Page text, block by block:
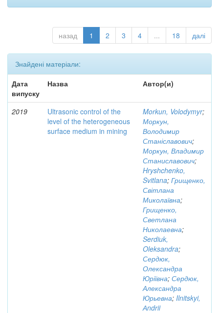
назад 1 2 3 4 ... 18 далі
Знайдені матеріали:
Дата
випуску
Назва Автор(и)
2019
Ultrasonic control of the
level of the heterogeneous
surface medium in mining
Morkun, Volodymyr;
Моркун,
Володимир
Станіславович;
Моркун, Владимир
Станиславович;
Hryshchenko,
Svitlana; Грищенко,
Світлана
Миколаївна;
Грищенко,
Светлана
Николаевна;
Serdiuk,
Oleksandra;
Сердюк,
Олександра
Юріївна; Сердюк,
Александра
Юрьевна; Ilnitskyi,
Аndrii